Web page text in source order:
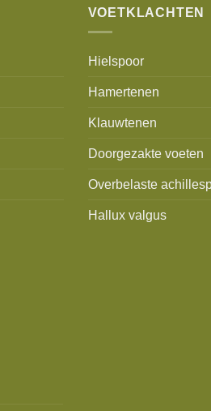
VOETKLACHTEN
Hielspoor
Hamertenen
Klauwtenen
Doorgezakte voeten
Overbelaste
Hallux valgus